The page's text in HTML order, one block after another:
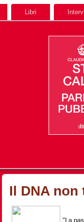
Libri
Il DNA
"La